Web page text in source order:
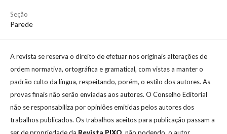
Seção
Parede
A revista se reserva o direito de efetuar nos originais alterações de
ordem normativa, ortográfica e gramatical, com vistas a manter o
padrão culto da língua, respeitando, porém, o estilo dos autores. As
provas finais não serão enviadas aos autores. O Conselho Editorial
não se responsabiliza por opiniões emitidas pelos autores dos
trabalhos publicados. Os trabalhos aceitos para publicação passam a
ser de propriedade da Revista PIXO, não podendo, o autor,